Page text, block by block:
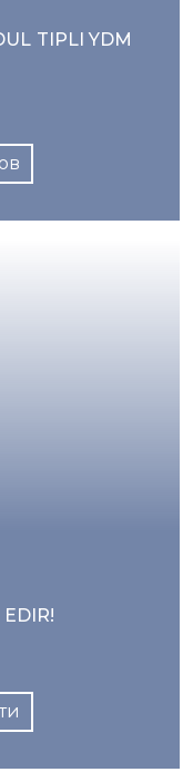
TIPLI YDM